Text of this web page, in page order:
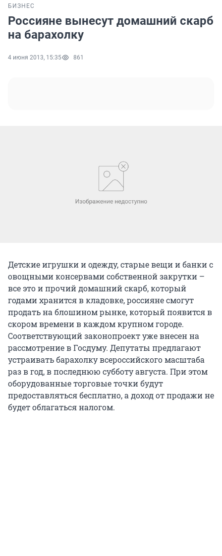
БИЗНЕС
Россияне вынесут домашний скарб
на барахолку
4 июня 2013, 15:35 861
Детские игрушки и одежду, старые вещи и банки с
овощными консервами собственной закрутки –
все это и прочий домашний скарб, который
годами хранится в кладовке, россияне смогут
продать на блошином рынке, который появится в
скором времени в каждом крупном городе.
Соответствующий законопроект уже внесен на
рассмотрение в Госдуму. Депутаты предлагают
устраивать барахолку всероссийского масштаба
раз в год, в последнюю субботу августа. При этом
оборудованные торговые точки будут
предоставляться бесплатно, а доход от продажи не
будет облагаться налогом.